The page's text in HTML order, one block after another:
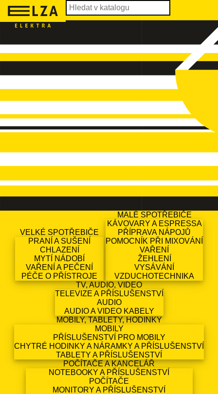
VELKÉ SPOTŘEBIČE
PRANÍ A SUŠENÍ
CHLAZENÍ
MYTÍ NÁDOBÍ
VAŘENÍ A PEČENÍ
PÉČE O PŘÍSTROJE
MALÉ SPOTŘEBIČE
KÁVOVARY A ESPRESSA
PŘÍPRAVA NÁPOJŮ
POMOCNÍK PŘI MIXOVÁNÍ
VAŘENÍ
ŽEHLENÍ
VYSÁVÁNÍ
VZDUCHOTECHNIKA
TV, AUDIO, VIDEO
TELEVIZE A PŘÍSLUŠENSTVÍ
AUDIO
AUDIO A VIDEO KABELY
MOBILY, TABLETY, HODINKY
MOBILY
PŘÍSLUŠENSTVÍ PRO MOBILY
CHYTRÉ HODINKY A NÁRAMKY A PŘÍSLUŠENSTVÍ
TABLETY A PŘÍSLUŠENSTVÍ
POČÍTAČE A KANCELÁŘ
NOTEBOOKY A PŘÍSLUŠENSTVÍ
POČÍTAČE
MONITORY A PŘÍSLUŠENSTVÍ